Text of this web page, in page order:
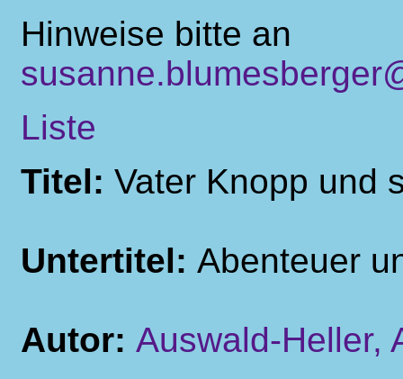
Hinweise bitte an
Liste
Titel: Vater Knopp und
Untertitel: Abenteuer
Autor: Auswald-Heller,